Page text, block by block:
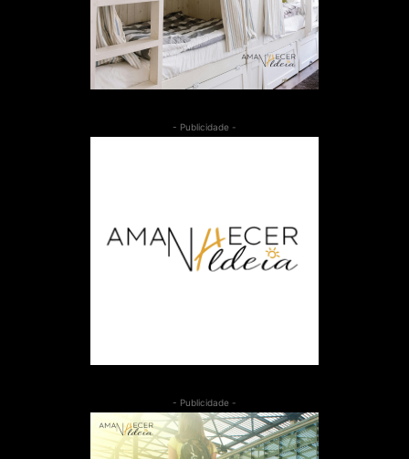
- Publicidade -
- Publicidade -